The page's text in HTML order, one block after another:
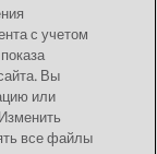
с учетом
Вы
или
все файлы